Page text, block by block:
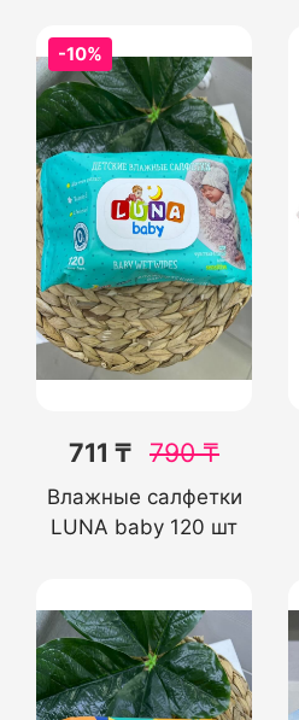
-10%
711 ₸ 790₸
Влажные салфетки
LUNA baby 120 шт